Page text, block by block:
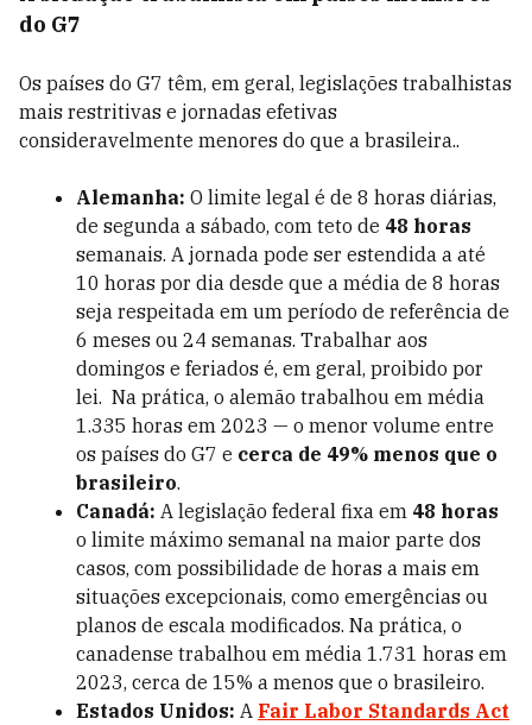
do G7
Os países do G7 têm, em geral, legislações trabalhistas
mais restritivas e jornadas efetivas
consideravelmente menores do que a brasileira..
Alemanha: O limite legal é de 8 horas diárias,
de segunda a sábado, com teto de 48 horas
semanais. A jornada pode ser estendida a até
10 horas por dia desde que a média de 8 horas
seja respeitada em um período de referência de
6 meses ou 24 semanas. Trabalhar aos
domingos e feriados é, em geral, proibido por
lei. Na prática, o alemão trabalhou em média
1.335 horas em 2023 — o menor volume entre
os países do G7 e cerca de 49% menos que o
brasileiro.
Canadá: A legislação federal fixa em 48 horas
o limite máximo semanal na maior parte dos
casos, com possibilidade de horas a mais em
situações excepcionais, como emergências ou
planos de escala modificados. Na prática, o
canadense trabalhou em média 1.731 horas em
2023, cerca de 15% a menos que o brasileiro.
Estados Unidos: A Fair Labor Standards Act